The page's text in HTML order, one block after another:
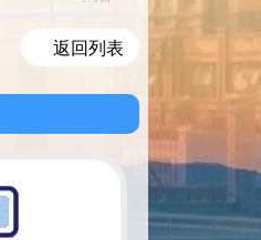
返回列表